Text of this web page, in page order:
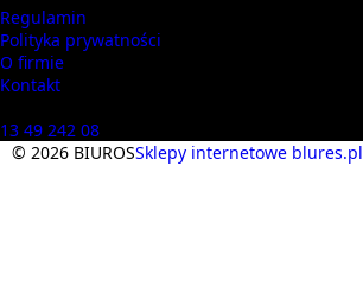
Regulamin
Polityka prywatności
O firmie
Kontakt
13 49 242 08
© 2026 BIUROSSklepy internetowe blures.pl